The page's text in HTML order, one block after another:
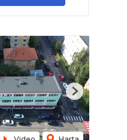
Next